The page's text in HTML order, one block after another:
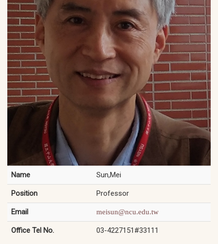
Name Sun,Mei
Position Professor
Email meisun@ncu.edu.tw
Office Tel No. 03-4227151#33111